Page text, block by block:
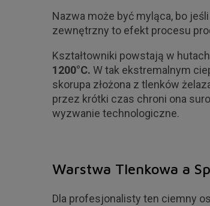
Nazwa może być myląca, bo
zewnętrzny to efekt procesu
Kształtowniki powstają w
1200°C. W tak ekstremalnym
skorupa złożona z tlenków
przez krótki czas chroni ona
wyzwanie technologiczne.
Warstwa Tlenkowa a
Dla profesjonalisty ten ciemny